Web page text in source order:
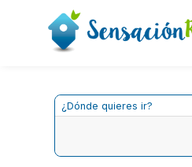
¿Dónde quieres ir?